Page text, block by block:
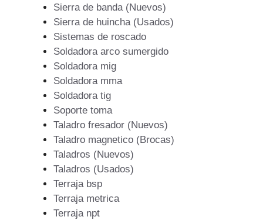
Sierra de banda (Nuevos)
Sierra de huincha (Usados)
Sistemas de roscado
Soldadora arco sumergido
Soldadora mig
Soldadora mma
Soldadora tig
Soporte toma
Taladro fresador (Nuevos)
Taladro magnetico (Brocas)
Taladros (Nuevos)
Taladros (Usados)
Terraja bsp
Terraja metrica
Terraja npt